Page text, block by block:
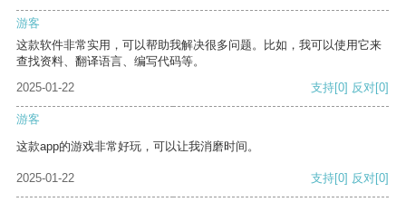
游客
这款软件非常实用，可以帮助我解决很多问题。比如，我可以使用它来
查找资料、翻译语言、编写代码等。
2025-01-22
支持[0] 反对[0]
游客
这款app的游戏非常好玩，可以让我消磨时间。
2025-01-22 支持[0] 反对[0]